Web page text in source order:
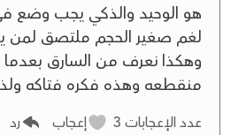
هو الوحيد والذكي يجب وضع
لغم صغير الحجم ملتصق لمن
وهكذا نعرف من السارق بعدما
منقطعه وهذه فكره فتاكه
عدد الإعجابات إعجاب رد